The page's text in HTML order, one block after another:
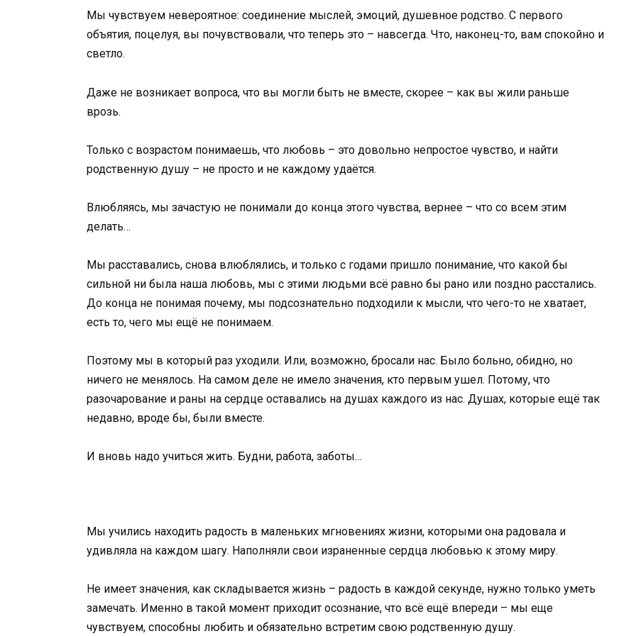
Мы чувствуем невероятное: соединение мыслей, эмоций, душевное родство. С первого
объятия, поцелуя, вы почувствовали, что теперь это – навсегда. Что, наконец-то, вам спокойно и
светло.
Даже не возникает вопроса, что вы могли быть не вместе, скорее – как вы жили раньше
врозь.
Только с возрастом понимаешь, что любовь – это довольно непростое чувство, и найти
родственную душу – не просто и не каждому удаётся.
Влюбляясь, мы зачастую не понимали до конца этого чувства, вернее – что со всем этим
делать…
Мы расставались, снова влюблялись, и только с годами пришло понимание, что какой бы
сильной ни была наша любовь, мы с этими людьми всё равно бы рано или поздно расстались.
До конца не понимая почему, мы подсознательно подходили к мысли, что чего-то не хватает,
есть то, чего мы ещё не понимаем.
Поэтому мы в который раз уходили. Или, возможно, бросали нас. Было больно, обидно, но
ничего не менялось. На самом деле не имело значения, кто первым ушел. Потому, что
разочарование и раны на сердце оставались на душах каждого из нас. Душах, которые ещё так
недавно, вроде бы, были вместе.
И вновь надо учиться жить. Будни, работа, заботы…
Мы учились находить радость в маленьких мгновениях жизни, которыми она радовала и
удивляла на каждом шагу. Наполняли свои израненные сердца любовью к этому миру.
Не имеет значения, как складывается жизнь – радость в каждой секунде, нужно только уметь
замечать. Именно в такой момент приходит осознание, что всё ещё впереди – мы еще
чувствуем, способны любить и обязательно встретим свою родственную душу.